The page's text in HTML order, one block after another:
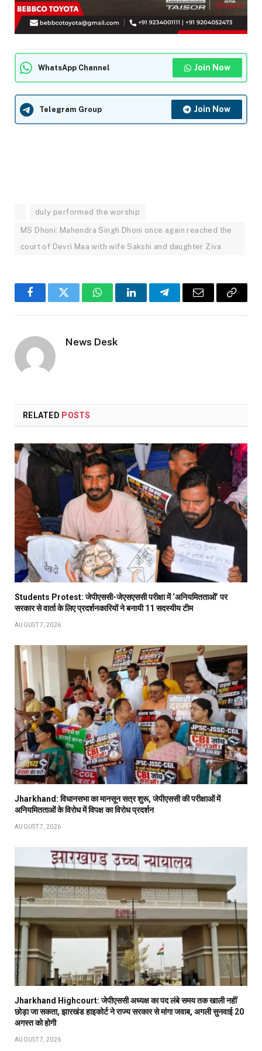
WhatsApp Channel Join Now
Telegram Group Join Now
duly performed the worship
MS Dhoni: Mahendra Singh Dhoni once again reached the
court of Devri Maa with wife Sakshi and daughter Ziva
FacebookTwitter WhatsAppLinkedInTelegramEmail
Copy
News Desk
RELATED POSTS
Students Protest: जेपीएससी-जेएसएससी परीक्षा में ‘अनियमितताओं’ पर
सरकार से वार्ता के लिए प्रदर्शनकारियों ने बनायी 11 सदस्यीय टीम
AUGUST 7, 2026
Jharkhand: विधानसभा का मानसून सत्र शुरू, जेपीएससी की परीक्षाओं में
अनियमितताओं के विरोध में विपक्ष का विरोध प्रदर्शन
AUGUST 7, 2026
Jharkhand Highcourt: जेपीएससी अध्यक्ष का पद लंबे समय तक खाली नहीं
छोड़ा जा सकता, झारखंड हाइकोर्ट ने राज्य सरकार से मांगा जवाब, अगली सुनवाई 20
अगस्त को होगी
AUGUST 7, 2026